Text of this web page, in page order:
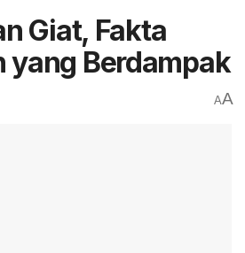
Giat, Fakta
yang Berdampak
AA